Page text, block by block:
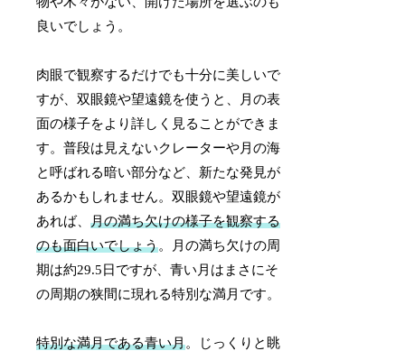
良いでしょう。
肉眼で観察するだけでも十分に美しいで
すが、双眼鏡や望遠鏡を使うと、月の表
面の様子をより詳しく見ることができま
す。普段は見えないクレーターや月の海
と呼ばれる暗い部分など、新たな発見が
あるかもしれません。双眼鏡や望遠鏡が
あれば、月の満ち欠けの様子を観察する
のも面白いでしょう。月の満ち欠けの周
期は約29.5日ですが、青い月はまさにそ
の周期の狭間に現れる特別な満月です。
特別な満月である青い月。じっくりと眺